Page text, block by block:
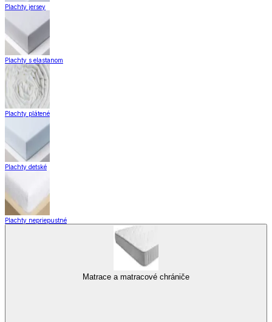
Plachty jersey
Plachty s elastanom
Plachty plátené
Plachty detské
Plachty nepriepustné
Matrace a matracové chrániče